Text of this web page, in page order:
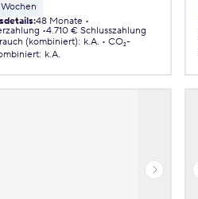
:48 Monate
4.710 € Schlusszahlung
(kombiniert): k.A.
CO₂-
: k.A.